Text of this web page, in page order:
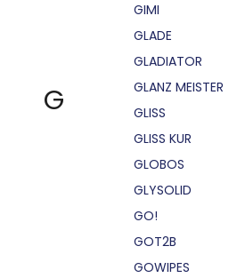
G
GIMI
GLADE
GLADIATOR
GLANZ MEISTER
GLISS
GLISS KUR
GLOBOS
GLYSOLID
GO!
GOT2B
GOWIPES